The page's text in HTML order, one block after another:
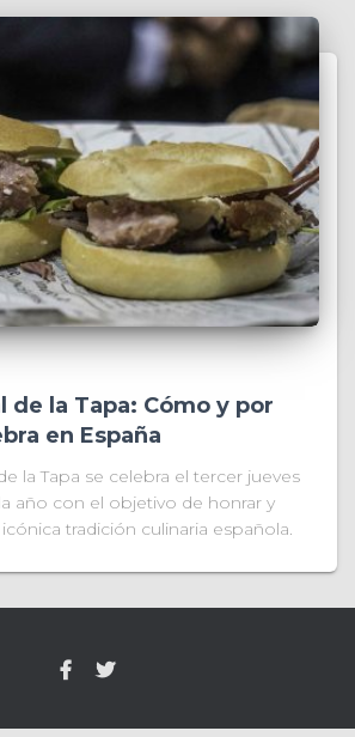
de la Tapa: Cómo y por
en España
la Tapa se celebra el tercer jueves
año con el objetivo de honrar y
tradición culinaria española.